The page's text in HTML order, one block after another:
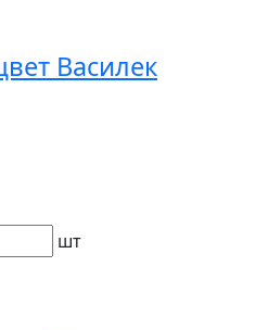
Василек
шт